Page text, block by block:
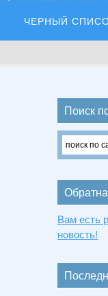
ЧЕРНЫЙ
Поиск
Вам есть
новость!